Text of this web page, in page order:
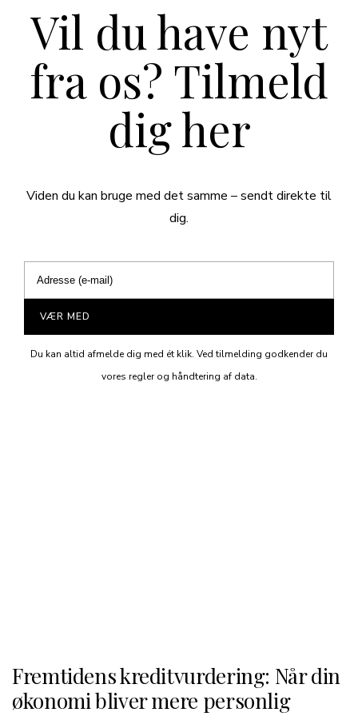
Vil du have nyt
fra os? Tilmeld
dig her
Viden du kan bruge med det samme – sendt direkte til
dig.
VÆR MED
Du kan altid afmelde dig med ét klik. Ved tilmelding godkender du
vores regler og håndtering af data.
Fremtidens kreditvurdering: Når din
økonomi bliver mere personlig